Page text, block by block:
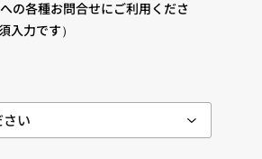
の各種お問合せにご利用くださ
入力です）